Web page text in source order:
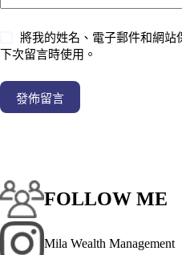
將我的姓名、電子郵件和網站
下次留言時使用。
發佈留言
FOLLOW ME
Mila Wealth Management